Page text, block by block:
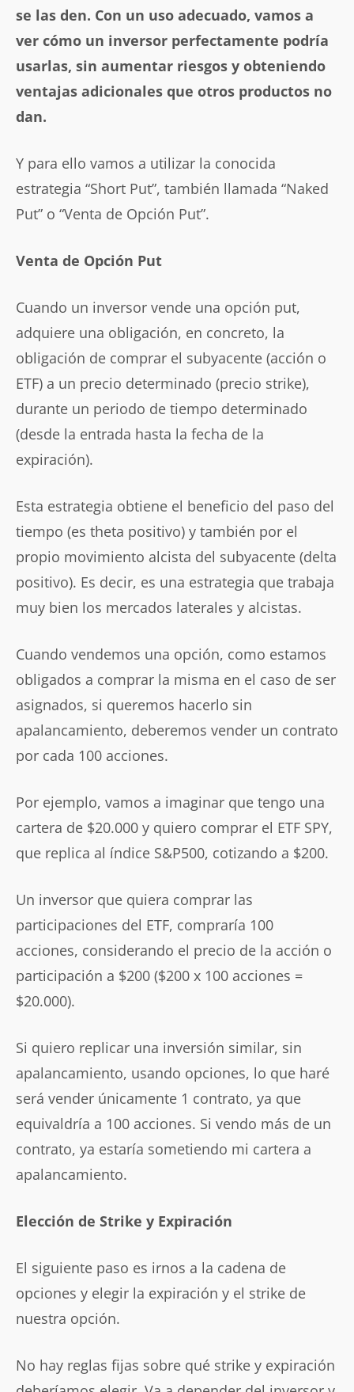
se las den. Con un uso adecuado, vamos a
ver cómo un inversor perfectamente podría
usarlas, sin aumentar riesgos y obteniendo
ventajas adicionales que otros productos no
dan.
Y para ello vamos a utilizar la conocida
estrategia “Short Put”, también llamada “Naked
Put” o “Venta de Opción Put”.
Venta de Opción Put
Cuando un inversor vende una opción put,
adquiere una obligación, en concreto, la
obligación de comprar el subyacente (acción o
ETF) a un precio determinado (precio strike),
durante un periodo de tiempo determinado
(desde la entrada hasta la fecha de la
expiración).
Esta estrategia obtiene el beneficio del paso del
tiempo (es theta positivo) y también por el
propio movimiento alcista del subyacente (delta
positivo). Es decir, es una estrategia que trabaja
muy bien los mercados laterales y alcistas.
Cuando vendemos una opción, como estamos
obligados a comprar la misma en el caso de ser
asignados, si queremos hacerlo sin
apalancamiento, deberemos vender un contrato
por cada 100 acciones.
Por ejemplo, vamos a imaginar que tengo una
cartera de $20.000 y quiero comprar el ETF SPY,
que replica al índice S&P500, cotizando a $200.
Un inversor que quiera comprar las
participaciones del ETF, compraría 100
acciones, considerando el precio de la acción o
participación a $200 ($200 x 100 acciones =
$20.000).
Si quiero replicar una inversión similar, sin
apalancamiento, usando opciones, lo que haré
será vender únicamente 1 contrato, ya que
equivaldría a 100 acciones. Si vendo más de un
contrato, ya estaría sometiendo mi cartera a
apalancamiento.
Elección de Strike y Expiración
El siguiente paso es irnos a la cadena de
opciones y elegir la expiración y el strike de
nuestra opción.
No hay reglas fijas sobre qué strike y expiración